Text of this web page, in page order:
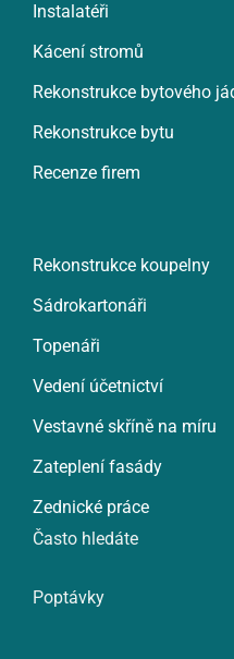
Instalatéři
Kácení stromů
Rekonstrukce bytového
Rekonstrukce bytu
Recenze firem
Rekonstrukce koupelny
Sádrokartonáři
Topenáři
Vedení účetnictví
Vestavné skříně na míru
Zateplení fasády
Zednické práce
Často hledáte
Poptávky